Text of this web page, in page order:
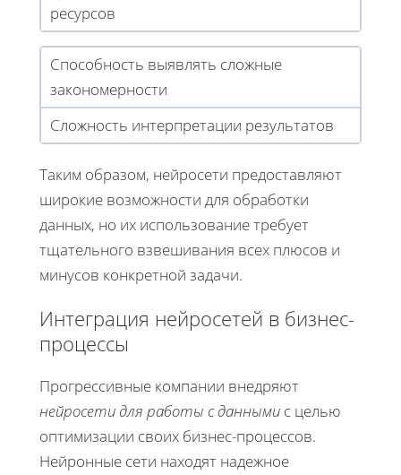
ресурсов
Способность выявлять сложные
закономерности
Сложность интерпретации результатов
Таким образом, нейросети предоставляют
широкие возможности для обработки
данных, но их использование требует
тщательного взвешивания всех плюсов и
минусов конкретной задачи.
Интеграция нейросетей в бизнес-
процессы
Прогрессивные компании внедряют
нейросети для работы с данными с целью
оптимизации своих бизнес-процессов.
Нейронные сети находят надежное